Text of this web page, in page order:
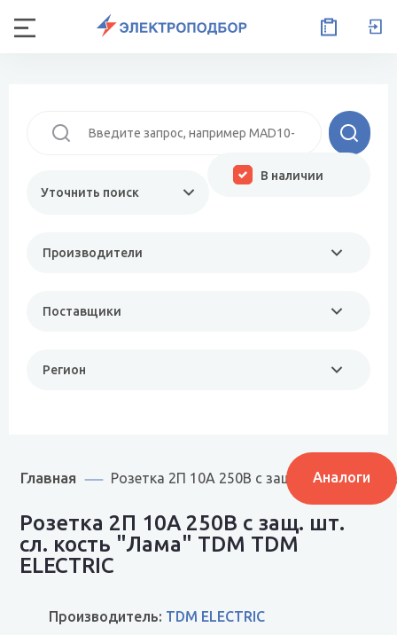
Уточнить поиск
Производители
Поставщики
Регион
В наличии
Главная Розетка 2П 10А 250В с защ. шт. сл. кость
Аналоги
Розетка 2П 10А 250В с защ. шт.
сл. кость "Лама" TDM TDM
ELECTRIC
Производитель: TDM ELECTRIC